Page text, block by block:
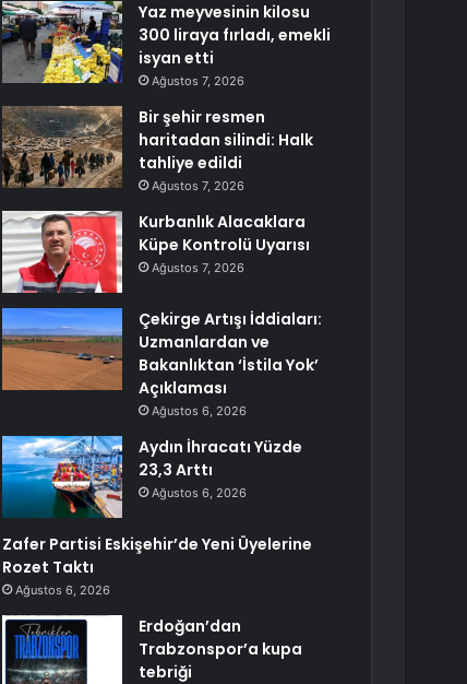
Yaz meyvesinin kilosu
300 liraya fırladı, emekli
isyan etti
Ağustos 7, 2026
Bir şehir resmen
haritadan silindi: Halk
tahliye edildi
Ağustos 7, 2026
Kurbanlık Alacaklara
Küpe Kontrolü Uyarısı
Ağustos 7, 2026
Çekirge Artışı İddiaları:
Uzmanlardan ve
Bakanlıktan ‘İstila Yok’
Açıklaması
Ağustos 6, 2026
Aydın İhracatı Yüzde
23,3 Arttı
Ağustos 6, 2026
Zafer Partisi Eskişehir’de Yeni Üyelerine
Rozet Taktı
Ağustos 6, 2026
Erdoğan’dan
Trabzonspor’a kupa
tebriği